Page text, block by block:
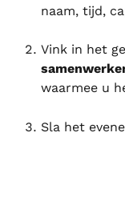
naam, tijd,
Vink in het
waarmee u
Sla het